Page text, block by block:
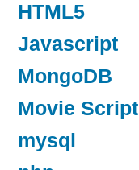
HTML5
Javascript
MongoDB
Movie Script
mysql